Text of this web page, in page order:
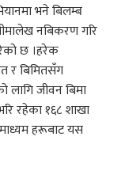
भने बिलम्ब
नबिकरण गरि
छ ।हरेक
र बिमितसँग
लागि जीवन बिमा
रहेका १६८ शाखा
हरूबाट यस